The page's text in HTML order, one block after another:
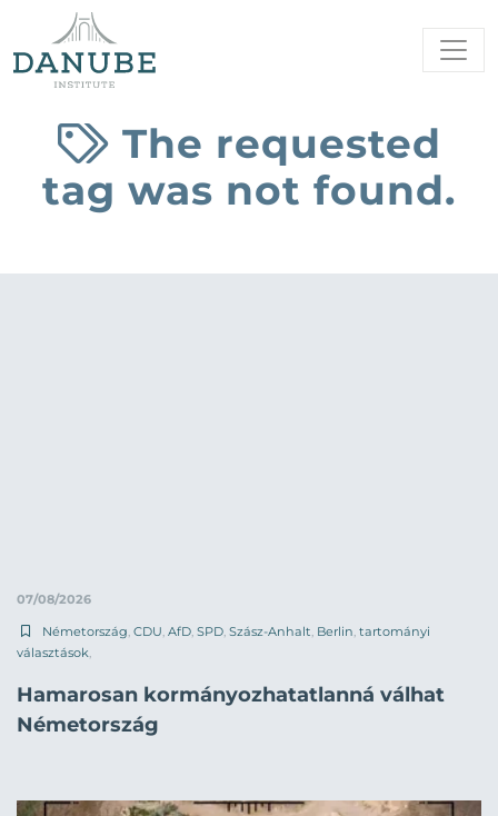
The requested
tag was not found.
07/08/2026
Németország CDU AfD SPD Szász-Anhalt Berlin tartományi
választások
Hamarosan kormányozhatatlanná válhat
Németország